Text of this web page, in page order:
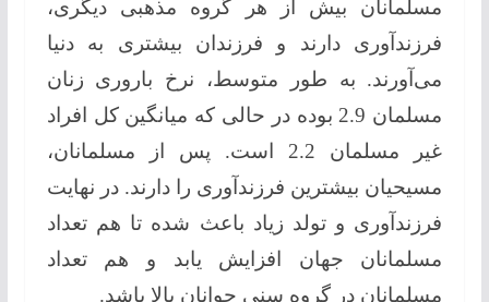
مسلمانان بیش از هر گروه مذهبی دیگری،
فرزندآوری دارند و فرزندان بیشتری به دنیا
می‌آورند. به طور متوسط، نرخ باروری زنان
مسلمان 2.9 بوده در حالی که میانگین کل افراد
غیر مسلمان 2.2 است. پس از مسلمانان،
مسیحیان بیشترین فرزندآوری را دارند. در نهایت
فرزندآوری و تولد زیاد باعث شده تا هم تعداد
مسلمانان جهان افزایش یابد و هم تعداد
مسلمانان در گروه سنی جوانان بالا باشد.